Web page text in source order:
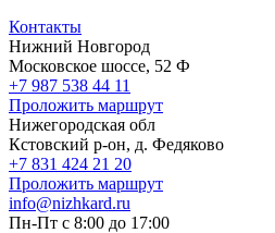
Контакты
Нижний Новгород
Московское шоссе, 52 Ф
+7 987 538 44 11
Проложить маршрут
Нижегородская обл
Кстовский р-он, д. Федяково
+7 831 424 21 20
Проложить маршрут
info@nizhkard.ru
Пн-Пт с 8:00 до 17:00